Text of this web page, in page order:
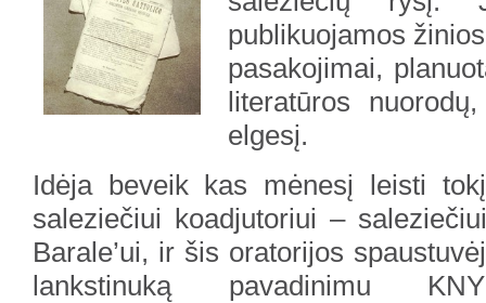
publikuojamos
pasakojimai,
literatūros
elgesį.
Idėja beveik kas mėnesį leisti
saleziečiui koadjutoriui –
Barale’ui, ir šis oratorijos
lankstinuką pavadinimu